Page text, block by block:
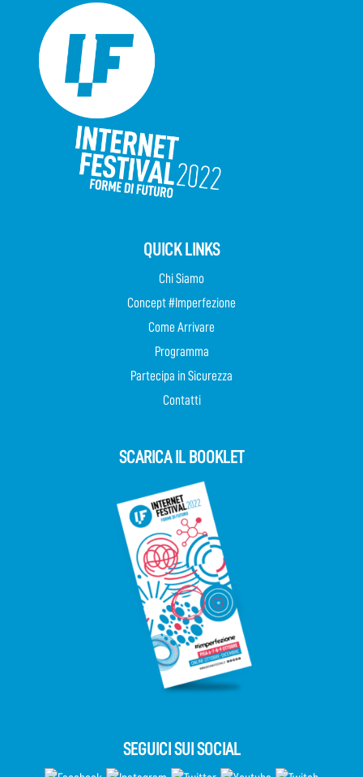
QUICK LINKS
Chi Siamo
Concept #Imperfezione
Come Arrivare
Programma
Partecipa in Sicurezza
Contatti
SCARICA IL BOOKLET
SEGUICI SUI SOCIAL